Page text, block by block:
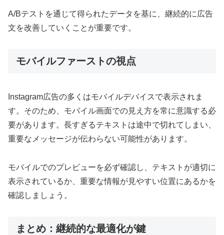
A/Bテストを通じて得られたデータを基に、継続的に広告
文を改善していくことが重要です。
モバイルファーストの視点
Instagram広告の多くはモバイルデバイスで表示されま
す。そのため、モバイル画面での見え方を常に意識する必
要があります。長すぎるテキストは途中で切れてしまい、
重要なメッセージが伝わらない可能性があります。
モバイルでのプレビューを必ず確認し、テキストが適切に
表示されているか、重要な情報が見やすい位置にあるかを
確認しましょう。
まとめ：継続的な最適化が鍵